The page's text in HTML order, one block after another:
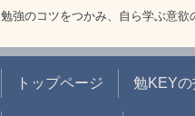
勉強のコツをつかみ、自ら学ぶ意欲
トップページ 勉KEYの